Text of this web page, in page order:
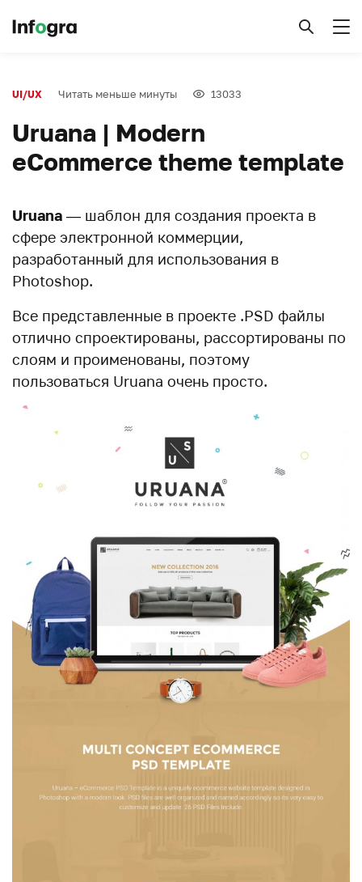
UI/UX Читать меньше минуты 13033
Uruana | Modern
eCommerce theme template
Uruana — шаблон для создания проекта в
сфере электронной коммерции,
разработанный для использования в
Photoshop.
Все представленные в проекте .PSD файлы
отлично спроектированы, рассортированы по
слоям и проименованы, поэтому
пользоваться Uruana очень просто.